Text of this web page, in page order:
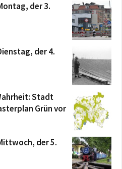
der 3.
der 4.
Stadt
Grün vor
der 5.